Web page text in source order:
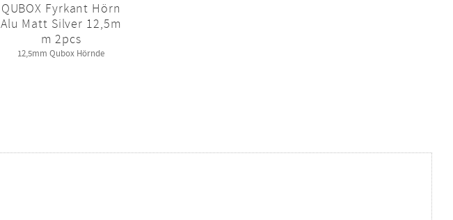
QUBOX Fyrkant Hörn
Alu Matt Silver 12,5m
m 2pcs
12,5mm Qubox Hörnde